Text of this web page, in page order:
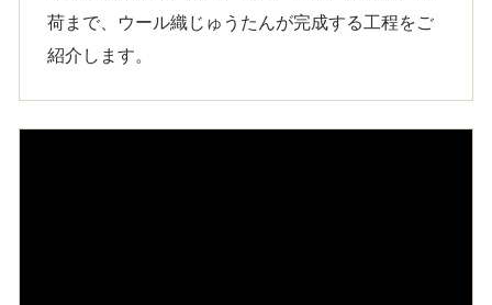
荷まで、ウール織じゅうたんが完成する工程をご
紹介します。